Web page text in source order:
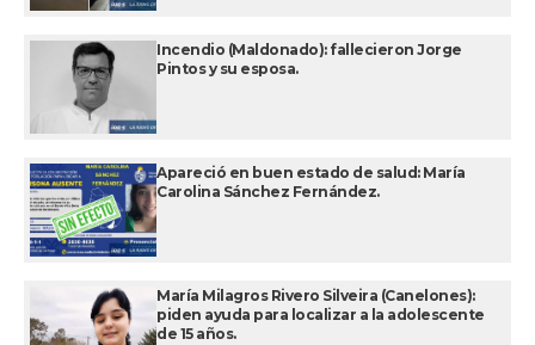
Incendio (Maldonado): fallecieron Jorge
Pintos y su esposa.
Apareció en buen estado de salud: María
Carolina Sánchez Fernández.
María Milagros Rivero Silveira (Canelones):
piden ayuda para localizar a la adolescente
de 15 años.